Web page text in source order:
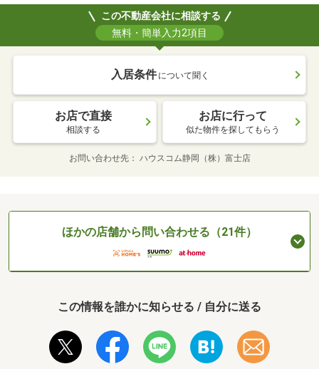
この不動産会社に相談する
無料・簡単入力2項目
入居条件 について聞く
お店で直接
相談する
お店に行って
似た物件を探してもらう
お問い合わせ先 ハウスコム静岡（株）富士店
ほかの店舗から問い合わせる（21件）
この情報を誰かに知らせる / 自分に送る